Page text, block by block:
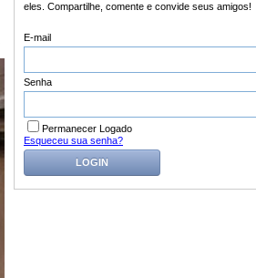
eles. Compartilhe, comente e convide seus amigos!
E-mail
Senha
Permanecer Logado
Esqueceu sua senha?
LOGIN